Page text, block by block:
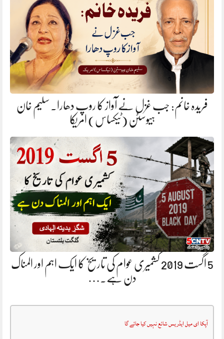
فریدہ خانم: جب غزل نے آواز کا روپ دھارا. سلیم خان
ہیوسٹن (ٹیکساس) امریکا
5 اگست 2019 کشمیری عوام کی تاریخ کا ایک اہم اور المناک
دن ہے.…
آپکا ای میل ایڈریس شائع نہیں کیا جائے گا